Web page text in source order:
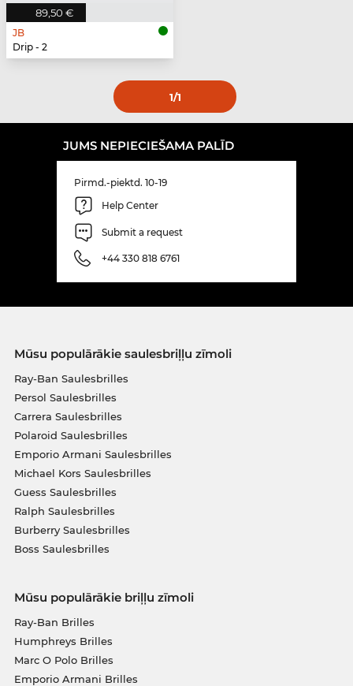
89,50 €
JB
Drip - 2
1/1
JUMS NEPIECIEŠAMA PALĪD
Pirmd.-piektd. 10-19
Help Center
Submit a request
+44 330 818 6761
Mūsu populārākie saulesbriļļu zīmoli
Ray-Ban Saulesbrilles
Persol Saulesbrilles
Carrera Saulesbrilles
Polaroid Saulesbrilles
Emporio Armani Saulesbrilles
Michael Kors Saulesbrilles
Guess Saulesbrilles
Ralph Saulesbrilles
Burberry Saulesbrilles
Boss Saulesbrilles
Mūsu populārākie briļļu zīmoli
Ray-Ban Brilles
Humphreys Brilles
Marc O Polo Brilles
Emporio Armani Brilles